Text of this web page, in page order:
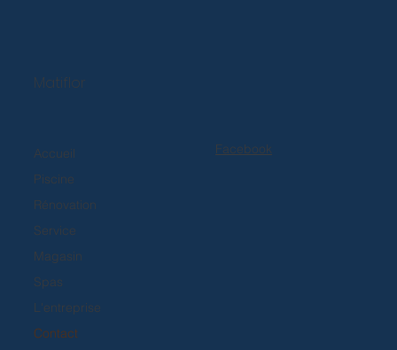
Matiflor
Accueil
Piscine
Rénovation
Service
Magasin
Spas
L'entreprise
Contact
Facebook